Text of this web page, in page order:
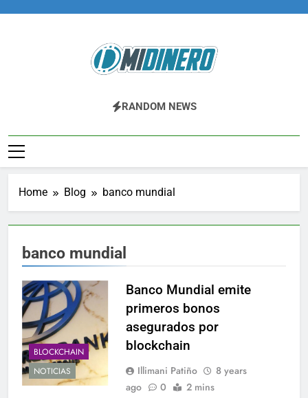
Midinero.co
Fintech, Criptomonedas
RANDOM NEWS
Home Blog banco mundial
banco mundial
BLOCKCHAIN
NOTICIAS
Banco Mundial emite
primeros bonos
asegurados por
blockchain
Illimani Patiño
8 years
ago
0 2 mins